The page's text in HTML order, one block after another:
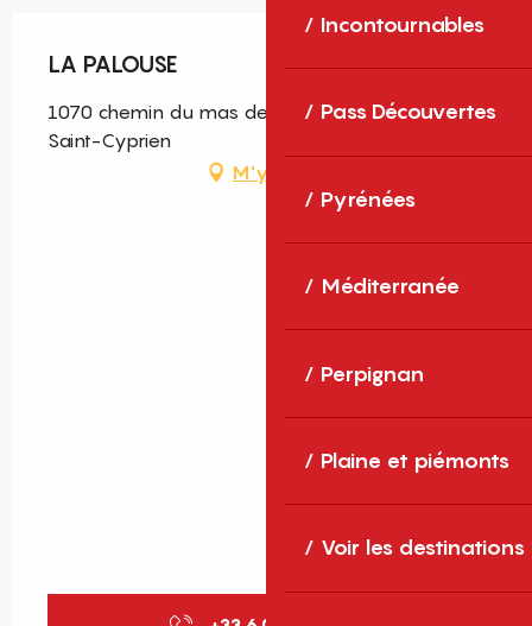
Incontournables
Pass Découvertes
Pyrénées
Méditerranée
Perpignan
Plaine et piémonts
Voir les destinations
LA PALOUSE
1070 chemin du mas des Capellans, 66750
Saint-Cyprien
M'y rendre